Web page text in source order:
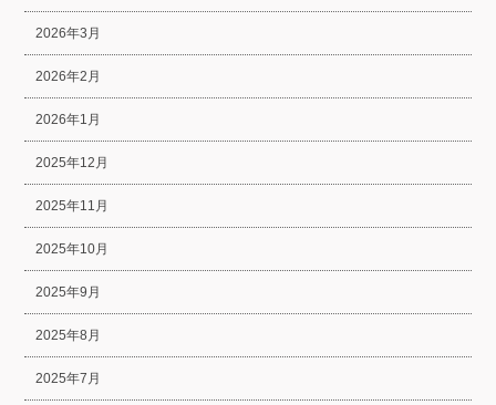
2026年3月
2026年2月
2026年1月
2025年12月
2025年11月
2025年10月
2025年9月
2025年8月
2025年7月